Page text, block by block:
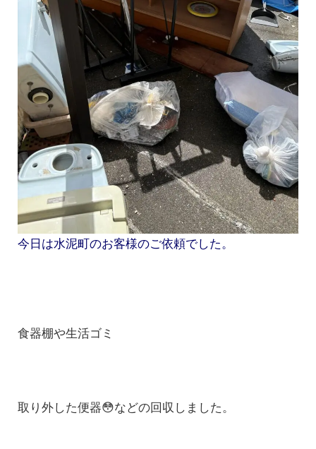
今日は水泥町のお客様のご依頼でした。
食器棚や生活ゴミ
取り外した便器😳などの回収しました。